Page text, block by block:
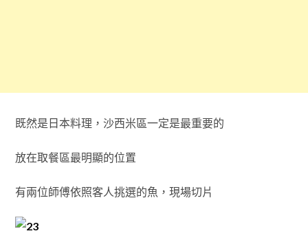
既然是日本料理，沙西米區一定是最重要的
放在取餐區最明顯的位置
有兩位師傅依照客人挑選的魚，現場切片